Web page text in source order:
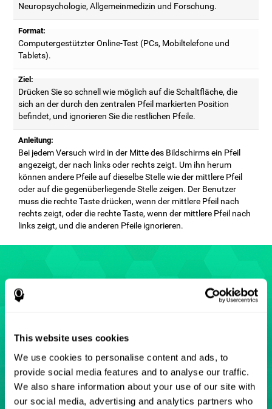
This website uses cookies
We use cookies to personalise content and ads, to
provide social media features and to analyse our traffic.
We also share information about your use of our site with
our social media, advertising and analytics partners who
Neuropsychologie, Allgemeinmedizin und Forschung.
Format:
Computergestützter Online-Test (PCs, Mobiltelefone und
Tablets).
Ziel:
Drücken Sie so schnell wie möglich auf die Schaltfläche, die
sich an der durch den zentralen Pfeil markierten Position
befindet, und ignorieren Sie die restlichen Pfeile.
Anleitung:
Bei jedem Versuch wird in der Mitte des Bildschirms ein Pfeil
angezeigt, der nach links oder rechts zeigt. Um ihn herum
können andere Pfeile auf dieselbe Stelle wie der mittlere Pfeil
oder auf die gegenüberliegende Stelle zeigen. Der Benutzer
muss die rechte Taste drücken, wenn der mittlere Pfeil nach
rechts zeigt, oder die rechte Taste, wenn der mittlere Pfeil nach
links zeigt, und die anderen Pfeile ignorieren.